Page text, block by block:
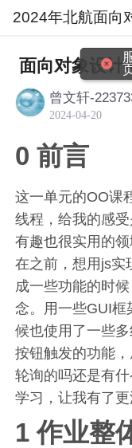
社区 2024年北
面向对象设计
曾文轩-
2024-04-20
0 前言
这一单元的OO课
线程，给我的感
有趣也很实用的领
在之前，想用js实
成一些功能的时
念。用一些GUI框
候也使用了一些
按钮触发的功能
轮询的吗还是有
学习，让我有了更
1 作业整